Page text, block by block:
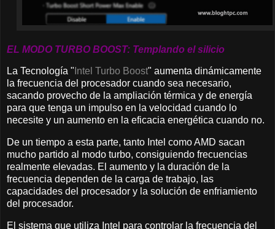
EL MODO TURBO BOOST: Templando el silicio
La Tecnología " Intel Turbo Boost" aumenta dinámicamente
la frecuencia del procesador cuando sea necesario,
sacando provecho de la ampliación térmica y de energía
para que tenga un impulso en la velocidad cuando lo
necesite y un aumento en la eficacia energética cuando no.
De un tiempo a esta parte, tanto Intel como AMD sacan
mucho partido al modo turbo, consiguiendo frecuencias
realmente elevadas. El aumento y la duración de la
frecuencia dependen de la carga de trabajo, las
capacidades del procesador y la solución de enfriamiento
del procesador.
El sistema que utiliza Intel para controlar la frecuencia del